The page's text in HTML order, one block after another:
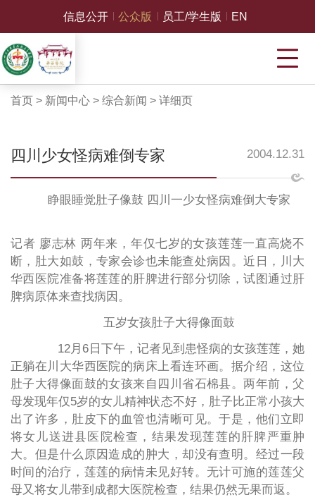
信息公开 公众版 员工/学生版 EN
首页 > 新闻中心> 综合新闻 > 详细页
四川少女怪病难倒专家 2004.12.31
睁眼睡觉肚子像鼓 四川一少女怪病难倒大专家
记者 廖志林 两年来，年仅七岁的女孩莲莲一直高烧不
断，肚大如鼓，专家会诊也未能查处病因。近日，川大
华西医院准备将莲莲的肝脾进行部分切除，试图通过肝
脾病原体来查找病因。
五岁女孩肚子大得像面鼓
12月6日下午，记者见到患怪病的女孩莲莲，她
正躺在川大华西医院的病床上看连环画。据介绍，这位
肚子大得像面鼓的女孩来自四川省石棉县。两年前，父
母发现年仅5岁的女儿精神状态不好，肚子比正常小孩大
出了许多，肚皮下的血管也清晰可见。于是，他们立即
将女儿送进县医院检查，结果发现莲莲的肝脾严重肿
大。但是什么原因造成的肿大，却没有查明。经过一段
时间的治疗，莲莲的病情未见好转。无计可施的莲莲父
母又将女儿带到成都大医院检查，结果仍然无果而返。